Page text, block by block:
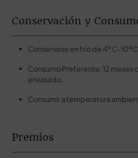
Conservación y
Consérvese en frío de 4º C-10ºC.
Consumo Preferente: 12 meses
envasado.
Consumir a temperatura
Premios